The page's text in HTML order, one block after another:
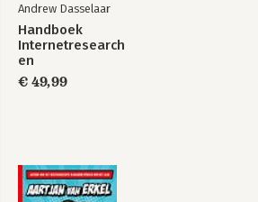
Andrew Dasselaar
Handboek
Internetresearch
en
datajournalistiek
€ 49,99